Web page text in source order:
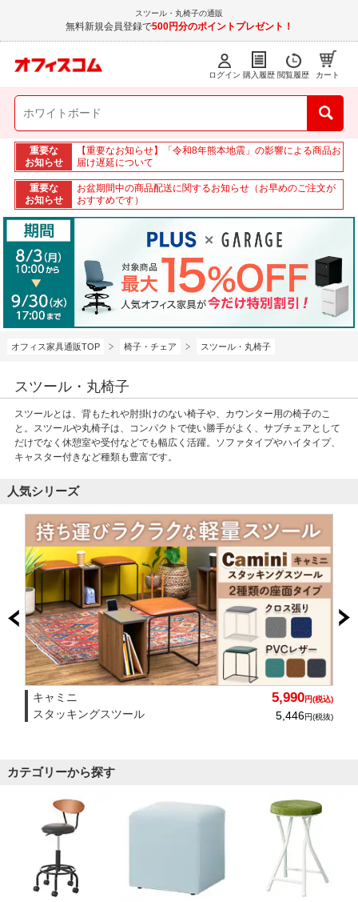
スツール・丸椅子の通販
無料新規会員登録で500円分のポイントプレゼント！
ログイン 購入履歴 閲覧履歴 カート
重要な
お知らせ
【重要なお知らせ】「令和8年熊本地震」の影響による商品お
届け遅延について
重要な
お知らせ
お盆期間中の商品配送に関するお知らせ（お早めのご注文が
おすすめです）
オフィス家具通販TOP 椅子・チェア スツール・丸椅子
スツール・丸椅子
スツールとは、背もたれや肘掛けのない椅子や、カウンター用の椅子のこ
と。スツールや丸椅子は、コンパクトで使い勝手がよく、サブチェアとして
だけでなく休憩室や受付などでも幅広く活躍。ソファタイプやハイタイプ、
キャスター付きなど種類も豊富です。
人気シリーズ
キャミニ
スタッキングスツール
5,990円(税込)
5,446円(税抜)
カテゴリーから探す